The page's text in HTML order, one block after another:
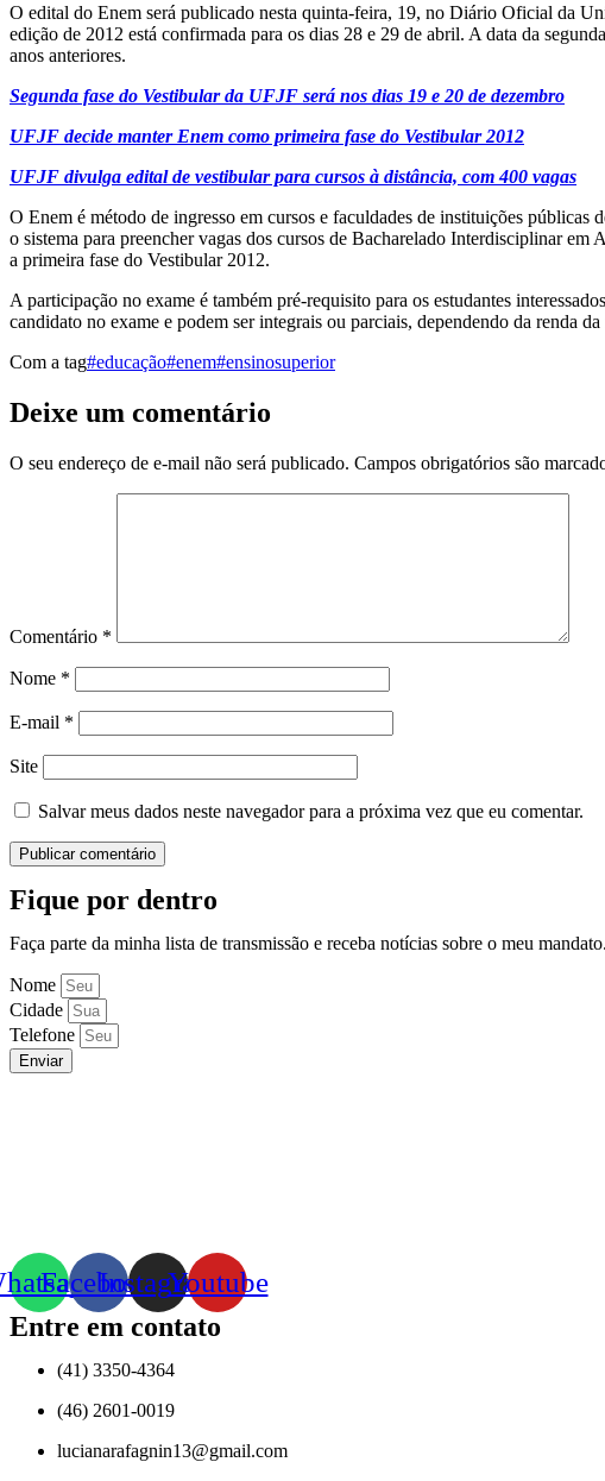
O edital do Enem será publicado nesta quinta-feira, 19, no Diário Oficial da
edição de 2012 está confirmada para os dias 28 e 29 de abril. A data da
anos anteriores.
Segunda fase do Vestibular da UFJF será nos dias 19 e 20 de dezembro
UFJF decide manter Enem como primeira fase do Vestibular 2012
UFJF divulga edital de vestibular para cursos à distância, com 400 vagas
O Enem é método de ingresso em cursos e faculdades de instituições
o sistema para preencher vagas dos cursos de Bacharelado Interdisciplinar
a primeira fase do Vestibular 2012.
A participação no exame é também pré-requisito para os estudantes
candidato no exame e podem ser integrais ou parciais, dependendo da renda
Com a tag#educação#enem#ensinosuperior
Deixe um comentário
O seu endereço de e-mail não será publicado. Campos obrigatórios são
Comentário *
Nome *
E-mail *
Site
Salvar meus dados neste navegador para a próxima vez que eu comentar.
Fique por dentro
Faça parte da minha lista de transmissão e receba notícias sobre o meu mandato.
Nome
Cidade
Telefone
Enviar
FacebookInstagramYoutube
Entre em contato
(41) 3350-4364
(46) 2601-0019
lucianarafagnin13@gmail.com